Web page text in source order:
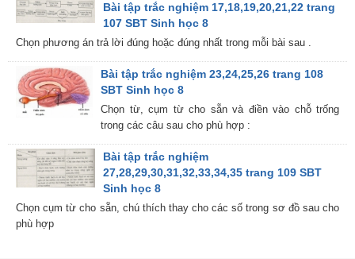
Bài tập trắc nghiệm 17,18,19,20,21,22 trang
107 SBT Sinh học 8
Chọn phương án trả lời đúng hoặc đúng nhất trong mỗi bài sau .
Bài tập trắc nghiệm 23,24,25,26 trang 108
SBT Sinh học 8
Chọn từ, cụm từ cho sẵn và điền vào chỗ trống
trong các câu sau cho phù hợp :
Bài tập trắc nghiệm
27,28,29,30,31,32,33,34,35 trang 109 SBT
Sinh học 8
Chọn cụm từ cho sẵn, chú thích thay cho các số trong sơ đồ sau cho
phù hợp